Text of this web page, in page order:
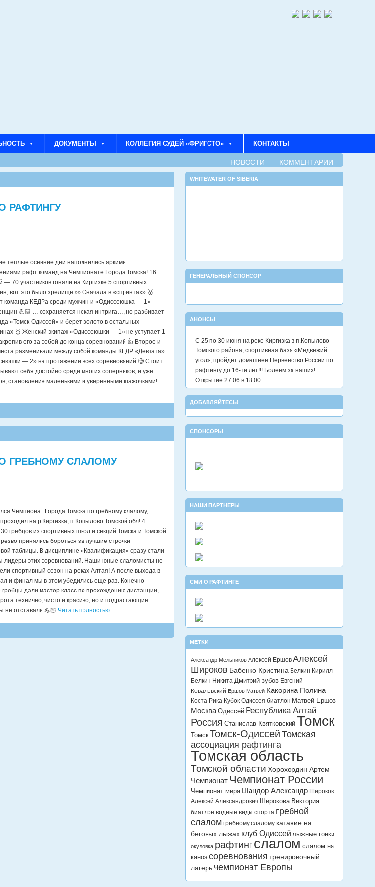
ДОКУМЕНТЫ КОЛЛЕГИЯ СУДЕЙ «ФРИГСТО» КОНТАКТЫ
НОВОСТИ КОММЕНТАРИИ
РАФТИНГУ
теплые осенние дни наполнились яркими
рафт команд на Чемпионате Города Томска! 16
— 70 участников гоняли на Киргизке 5 спортивных
вот это было зрелище 👀 Сначала в «спринтах» 🥇
команда КЕДРа среди мужчин и «Одиссеюшка — 1»
💪🏻 … сохраняется некая интрига…, но разбивает
«Томск-Одиссей» и берет золото в остальных
🥇 Женский экипаж «Одиссеюшки — 1» не уступает 1
его за собой до конца соревнований 👍 Второе и
разменивали между собой команды КЕДР «Девчата»
— 2» на протяжении всех соревнований 🧐 Стоит
себя достойно среди многих соперников, и уже
становление маленькими и уверенными шажочками!
ГРЕБНОМУ СЛАЛОМУ
Чемпионат Города Томска по гребному слалому,
на р.Киргизка, п.Копылово Томской обл! 4
гребцов из спортивных школ и секций Томска и Томской
принялись бороться за лучшие строчки
таблицы. В дисциплине «Квалификация» сразу стали
лидеры этих соревнований. Наши юные слаломисты не
спортивный сезон на реках Алтая! А после выхода в
и финал мы в этом убедились еще раз. Конечно
дали мастер класс по прохождению дистанции,
технично, чисто и красиво, но и подрастающие
не отставали 💪🏻 Читать полностью
WHITEWATER OF SIBERIA
ГЕНЕРАЛЬНЫЙ СПОНСОР
АНОНСЫ
С 25 по 30 июня на реке Киргизка в п.Копылово
Томского района, спортивная база «Медвежий
угол», пройдет домашнее Первенство России по
рафтингу до 16-ти лет!!! Болеем за наших!
Открытие 27.06 в 18.00
ДОБАВЛЯЙТЕСЬ!
СПОНСОРЫ
НАШИ ПАРТНЕРЫ
СМИ О РАФТИНГЕ
МЕТКИ
Александр Мельников Алексей Ершов Алексей
Широков Бабенко Кристина Белкин Кирилл
Белкин Никита Дмитрий зубов Евгений
Ковалевский Ершов Матвей Какорина Полина
Коста-Рика Кубок Одиссея биатлон Матвей Ершов
Москва Одиссей Республика Алтай
Россия Станислав Квятковский Томск
Томск Томск-Одиссей Томская
ассоциация рафтинга
Томская область
Томской области Хорохордин Артем
Чемпионат Чемпионат России
Чемпионат мира Шандор Александр Широков
Алексей Александрович Широкова Виктория
биатлон водные виды спорта гребной
слалом гребному слалому катание на
беговых лыжах клуб Одиссей лыжные гонки
окуловка рафтингслалом слалом на
каноэ соревнования тренировочный
лагерь чемпионат Европы